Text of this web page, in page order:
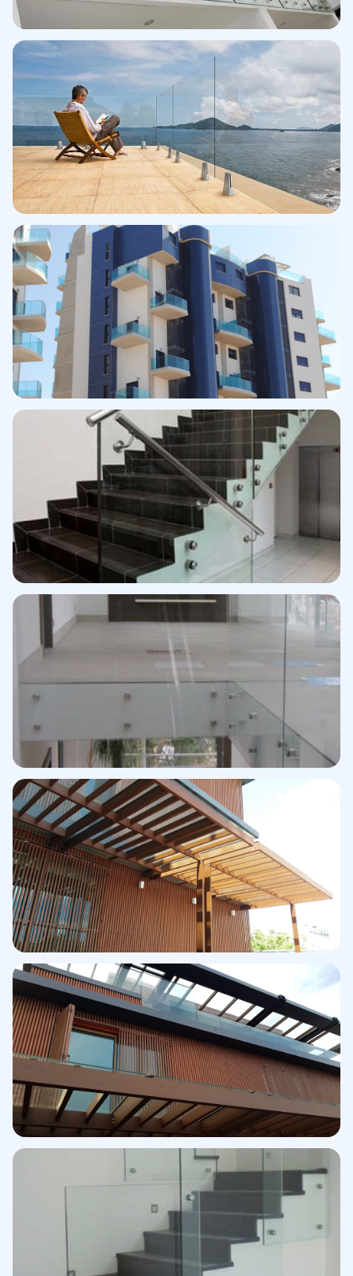
Barandilla exterior · Las Rozas
Sistema de pinzas · Acero inoxidable
Sistema pinzas CC780
Exterior minimalista
Perfil superior · Interior
Barandilla · Puerto Mazarrón
Terraza con vistas al mar
Barandilla · La Zagaleta
Urbanización exclusiva
Edificio Berna · Lisboa
Gran instalación en fachada
Edificio Berna · Detalle
Vidrio laminado exterior